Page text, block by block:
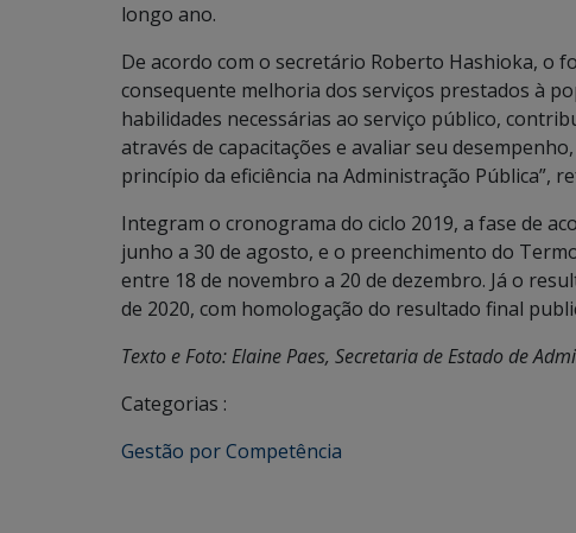
longo ano.
De acordo com o secretário Roberto Hashioka, o
consequente melhoria dos serviços prestados à
habilidades necessárias ao serviço público,
através de capacitações e avaliar seu
princípio da eficiência na Administração Pública”,
Integram o cronograma do ciclo 2019, a fase de
junho a 30 de agosto, e o preenchimento do
entre 18 de novembro a 20 de dezembro. Já o
de 2020, com homologação do resultado final
Texto e Foto: Elaine Paes, Secretaria de Estado de
Categorias :
Gestão por Competência